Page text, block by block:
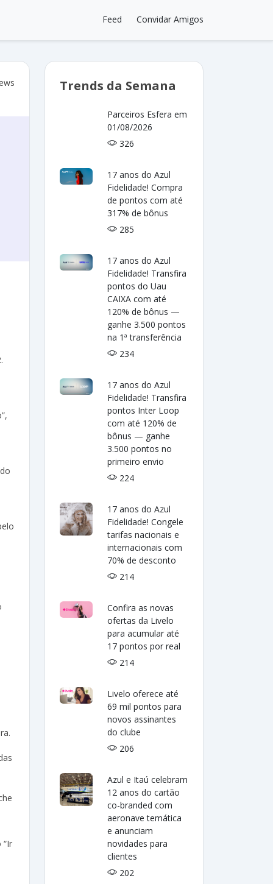
Feed Convidar Amigos
Trends da Semana
Parceiros Esfera em
01/08/2026
326
17 anos do Azul
Fidelidade! Compra
de pontos com até
317% de bônus
285
17 anos do Azul
Fidelidade! Transfira
pontos do Uau
CAIXA com até
120% de bônus —
ganhe 3.500 pontos
na 1ª transferência
234
17 anos do Azul
Fidelidade! Transfira
pontos Inter Loop
com até 120% de
bônus — ganhe
3.500 pontos no
primeiro envio
224
17 anos do Azul
Fidelidade! Congele
tarifas nacionais e
internacionais com
70% de desconto
214
Confira as novas
ofertas da Livelo
para acumular até
17 pontos por real
214
Livelo oferece até
69 mil pontos para
novos assinantes
do clube
206
Azul e Itaú celebram
12 anos do cartão
co-branded com
aeronave temática
e anunciam
novidades para
clientes
202